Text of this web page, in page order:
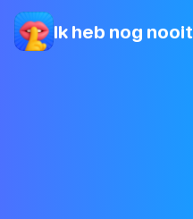
Ik heb nog nooit